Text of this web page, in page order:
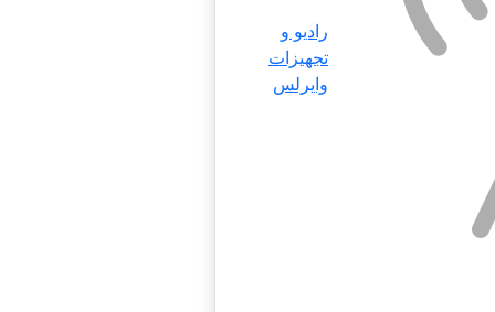
رادیو و
تجهیزات
وایرلس